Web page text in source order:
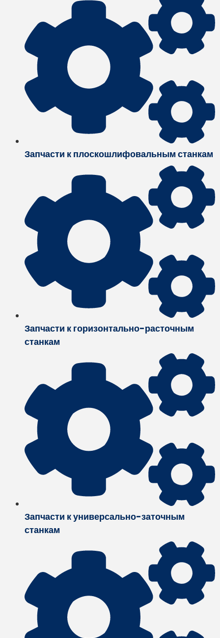
Запчасти к плоскошлифовальным станкам
Запчасти к горизонтально-расточным
станкам
Запчасти к универсально-заточным
станкам